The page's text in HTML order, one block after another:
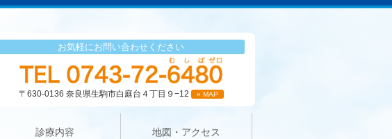
お気軽にお問い合わせください
〒630-0136 奈良県生駒市白庭台４丁目９−12 » MAP
診療内容 地図・アクセス